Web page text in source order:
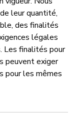
leur quantité,
des finalités
légales
Les finalités pour
peuvent exiger
pour les mêmes